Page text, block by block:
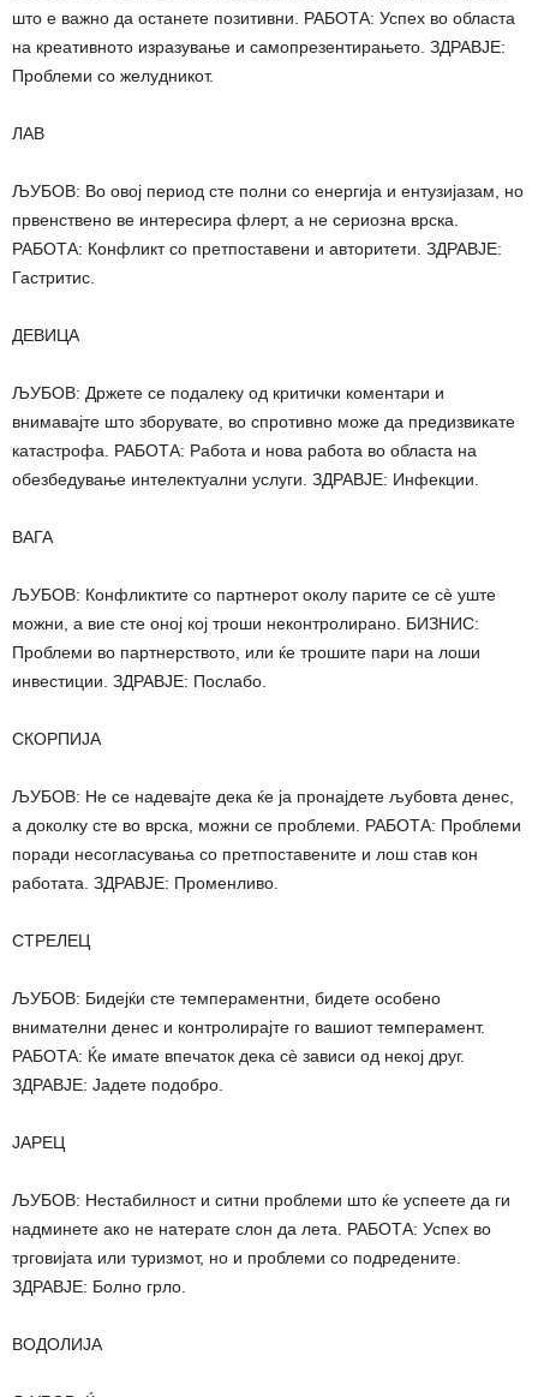
што е важно да останете позитивни. РАБОТА: Успех во областа
на креативното изразување и самопрезентирањето. ЗДРАВЈЕ:
Проблеми со желудникот.
ЛАВ
ЉУБОВ: Во овој период сте полни со енергија и ентузијазам, но
првенствено ве интересира флерт, а не сериозна врска.
РАБОТА: Конфликт со претпоставени и авторитети. ЗДРАВЈЕ:
Гастритис.
ДЕВИЦА
ЉУБОВ: Држете се подалеку од критички коментари и
внимавајте што зборувате, во спротивно може да предизвикате
катастрофа. РАБОТА: Работа и нова работа во областа на
обезбедување интелектуални услуги. ЗДРАВЈЕ: Инфекции.
ВАГА
ЉУБОВ: Конфликтите со партнерот околу парите се сè уште
можни, а вие сте оној кој троши неконтролирано. БИЗНИС:
Проблеми во партнерството, или ќе трошите пари на лоши
инвестиции. ЗДРАВЈЕ: Послабо.
СКОРПИЈА
ЉУБОВ: Не се надевајте дека ќе ја пронајдете љубовта денес,
а доколку сте во врска, можни се проблеми. РАБОТА: Проблеми
поради несогласувања со претпоставените и лош став кон
работата. ЗДРАВЈЕ: Променливо.
СТРЕЛЕЦ
ЉУБОВ: Бидејќи сте темпераментни, бидете особено
внимателни денес и контролирајте го вашиот темперамент.
РАБОТА: Ќе имате впечаток дека сè зависи од некој друг.
ЗДРАВЈЕ: Јадете подобро.
ЈАРЕЦ
ЉУБОВ: Нестабилност и ситни проблеми што ќе успеете да ги
надминете ако не натерате слон да лета. РАБОТА: Успех во
трговијата или туризмот, но и проблеми со подредените.
ЗДРАВЈЕ: Болно грло.
ВОДОЛИЈА